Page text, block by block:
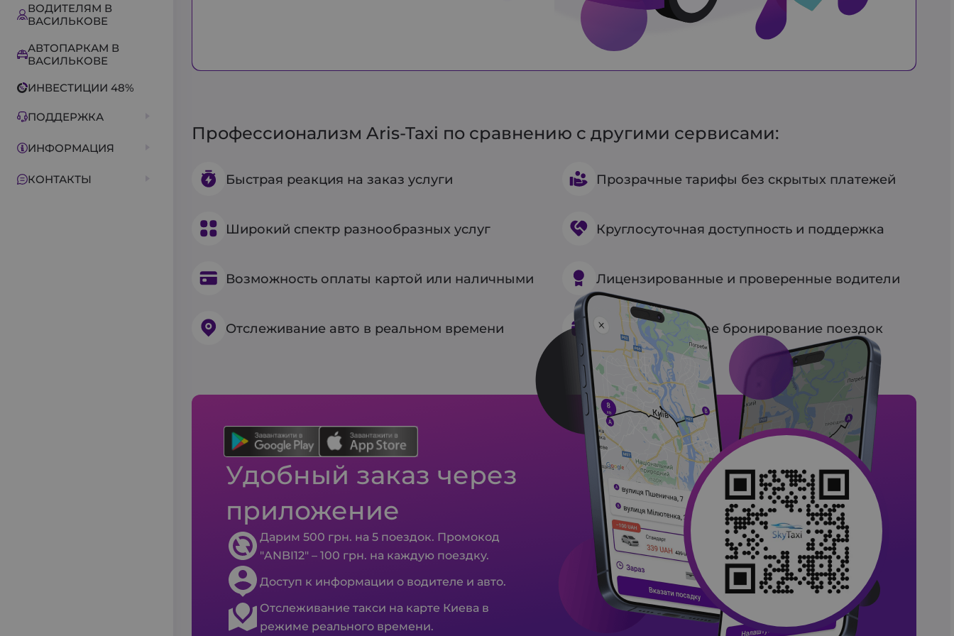
ВОДИТЕЛЯМ В
ВАСИЛЬКОВЕ
АВТОПАРКАМ В
ВАСИЛЬКОВЕ
ИНВЕСТИЦИИ 48%
ПОДДЕРЖКА
ИНФОРМАЦИЯ
КОНТАКТЫ
Профессионализм Aris-Taxi по сравнению с другими сервисами:
Быстрая реакция на заказ услуги Прозрачные тарифы без скрытых платежей
Широкий спектр разнообразных услуг Круглосуточная доступность и поддержка
Возможность оплаты картой или наличными Лицензированные и проверенные водители
Отслеживание авто в реальном времени Предварительное бронирование поездок
Удобный заказ через
приложение
Дарим 500 грн. на 5 поездок. Промокод
"ANBI12" – 100 грн. на каждую поездку.
Доступ к информации о водителе и авто.
Отслеживание такси на карте Киева в
режиме реального времени.